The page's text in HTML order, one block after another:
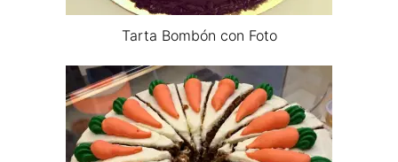
Tarta Bombón con Foto